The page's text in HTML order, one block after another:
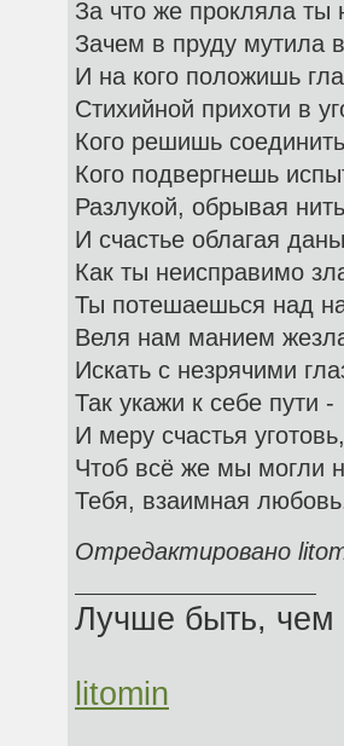
За что же прокляла ты
Зачем в пруду мутила
И на кого положишь
Стихийной прихоти в
Кого решишь
Кого подвергнешь
Разлукой, обрывая нить
И счастье облагая
Как ты неисправимо
Ты потешаешься над
Веля нам манием
Искать с незрячими
Так укажи к себе пути -
И меру счастья уготовь,
Чтоб всё же мы могли
Тебя, взаимная
Отредактировано
Лучше быть, чем
litomin